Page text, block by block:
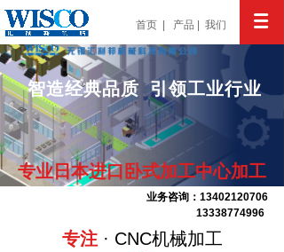
首页 产品 我们
智造经典品质 引领工业行业
专业日本进口卧式加工中心加工
业务咨询：13402120706
13338774996
专注 · CNC机械加工